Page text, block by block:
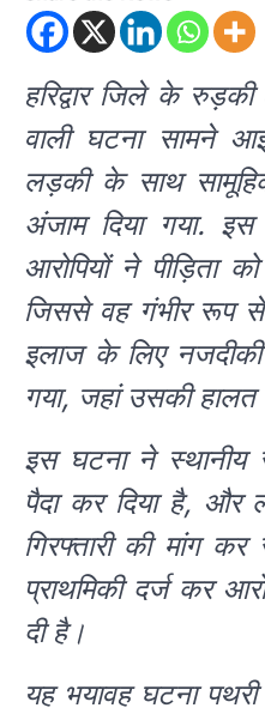
हरिद्वार जिले के
वाली घटना सामने
लड़की के साथ
अंजाम दिया गया.
आरोपियों ने पीड़िता
जिससे वह गंभीर रूप
इलाज के लिए नजदीकी
गया, जहां उसकी
इस घटना ने स्थानीय
पैदा कर दिया है, और
गिरफ्तारी की मांग
प्राथमिकी दर्ज कर
दी है।
यह भयावह घटना